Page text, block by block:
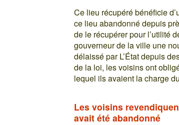
Ce lieu récupéré bénéficie
ce lieu abandonné depuis
de le récupérer pour l’utilité
gouverneur de la ville une
délaissé par L’État depuis
de la loi, les voisins ont
lequel ils avaient la charge
Les voisins
avait été abandonné